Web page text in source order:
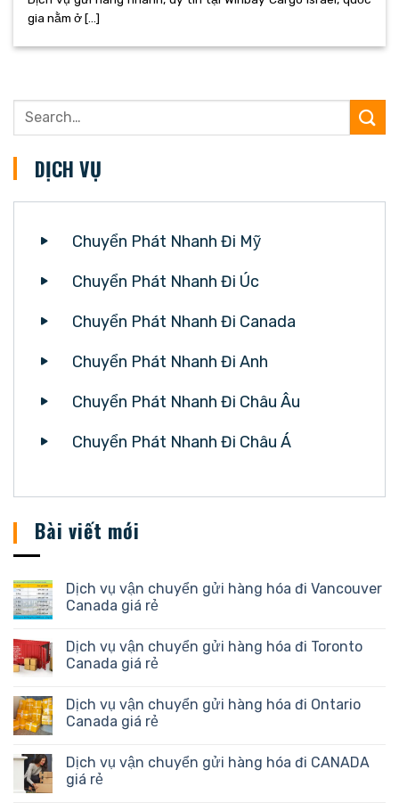
gia nằm ở [...]
DỊCH VỤ
Chuyển Phát Nhanh Đi Mỹ
Chuyển Phát Nhanh Đi Úc
Chuyển Phát Nhanh Đi Canada
Chuyển Phát Nhanh Đi Anh
Chuyển Phát Nhanh Đi Châu Âu
Chuyển Phát Nhanh Đi Châu Á
Bài viết mới
Dịch vụ vận chuyển gửi hàng hóa đi Vancouver
Canada giá rẻ
Dịch vụ vận chuyển gửi hàng hóa đi Toronto
Canada giá rẻ
Dịch vụ vận chuyển gửi hàng hóa đi Ontario
Canada giá rẻ
Dịch vụ vận chuyển gửi hàng hóa đi CANADA
giá rẻ